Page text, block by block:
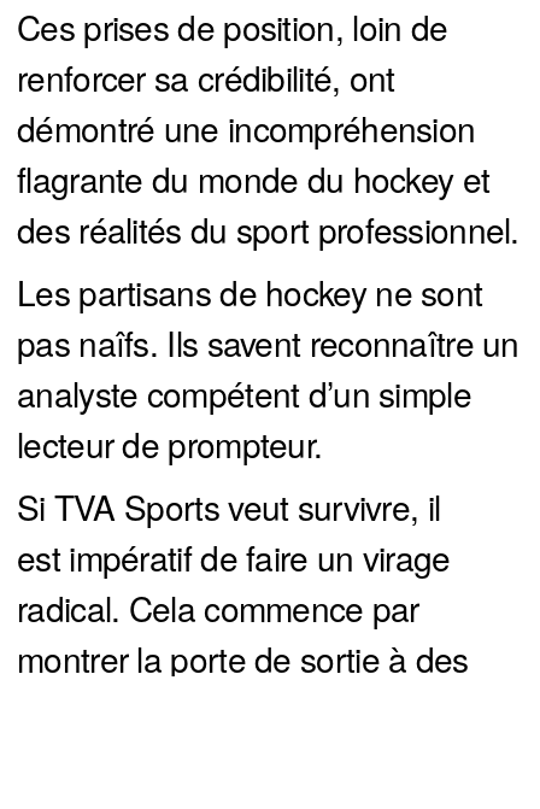
Ces prises de position, loin de
renforcer sa crédibilité, ont
démontré une incompréhension
flagrante du monde du hockey et
des réalités du sport professionnel.
Les partisans de hockey ne sont
pas naîfs. Ils savent reconnaître un
analyste compétent d’un simple
lecteur de prompteur.
Si TVA Sports veut survivre, il
est impératif de faire un virage
radical. Cela commence par
montrer la porte de sortie à des